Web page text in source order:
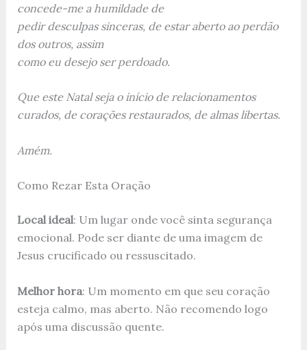
concede-me a humildade de
pedir desculpas sinceras, de estar aberto ao perdão
dos outros, assim
como eu desejo ser perdoado.
Que este Natal seja o início de relacionamentos
curados, de corações restaurados, de almas libertas.
Amém.
Como Rezar Esta Oração
Local ideal: Um lugar onde você sinta segurança
emocional. Pode ser diante de uma imagem de
Jesus crucificado ou ressuscitado.
Melhor hora: Um momento em que seu coração
esteja calmo, mas aberto. Não recomendo logo
após uma discussão quente.